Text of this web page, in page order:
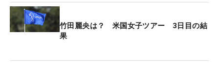
竹田麗央は？ 米国女子ツアー 3日目の結
果